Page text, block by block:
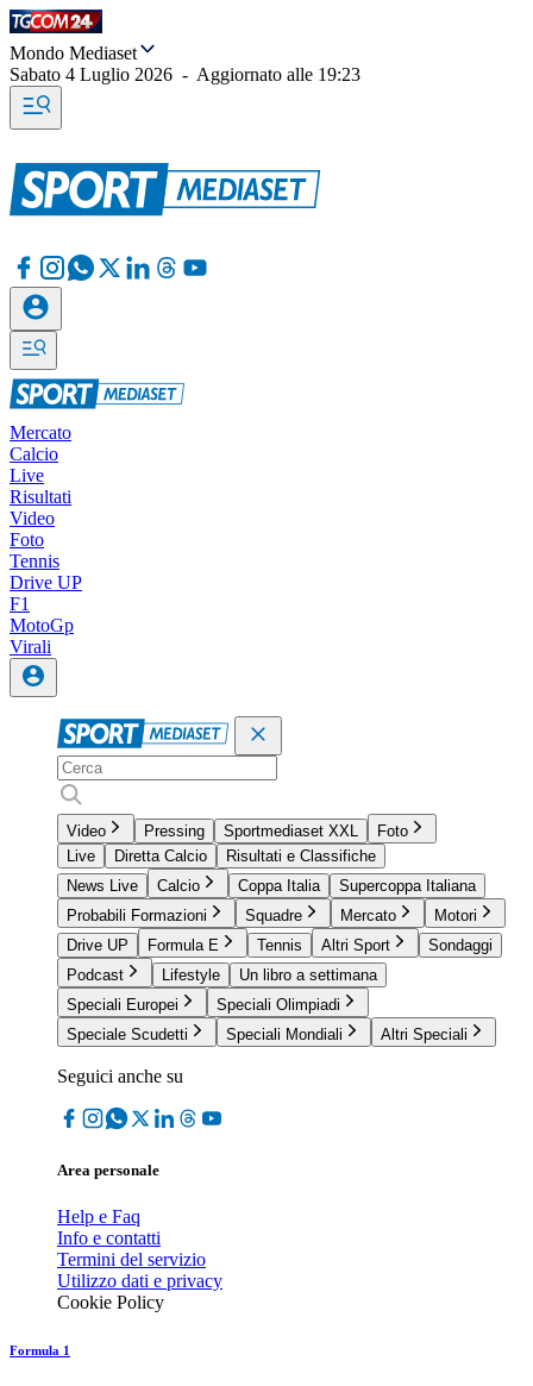
Mondo Mediaset
Sabato 4 Luglio 2026 - Aggiornato alle 19:23
Mercato
Calcio
Live
Risultati
Video
Foto
Tennis
Drive UP
F1
MotoGp
Virali
Video Pressing Sportmediaset XXL
Foto
Live
Diretta Calcio
Risultati e Classifiche
News Live
Calcio Coppa Italia
Supercoppa Italiana
Probabili Formazioni
Squadre Mercato
Motori
Drive UP
Formula E Tennis Altri Sport
Sondaggi
Podcast
Lifestyle
Un libro a settimana
Speciali Europei
Speciali Olimpiadi
Speciale Scudetti
Speciali Mondiali Altri Speciali
Seguici anche su
Area personale
Help e Faq
Info e contatti
Termini del servizio
Utilizzo dati e privacy
Cookie Policy
Formula 1